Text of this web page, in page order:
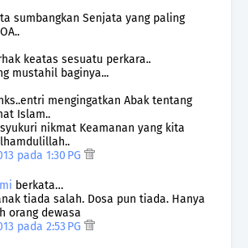
sumbangkan Senjata yang paling
keatas sesuatu perkara..
mustahil baginya...
mengingatkan Abak tentang
Islam..
nikmat Keamanan yang kita
pada 1:30 PG
berkata…
tiada salah. Dosa pun tiada. Hanya
orang dewasa
pada 2:53 PG